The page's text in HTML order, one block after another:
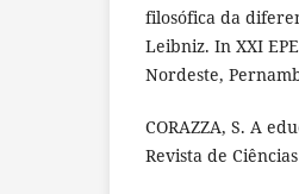
filosófica da
Leibniz. In XXI
Nordeste,
CORAZZA, S. A
Revista de